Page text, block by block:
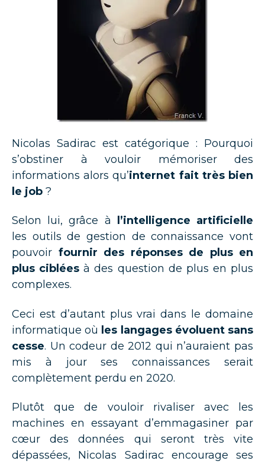
Nicolas Sadirac est catégorique : Pourquoi
s’obstiner à vouloir mémoriser des
informations alors qu’internet fait très bien
le job ?
Selon lui, grâce à l’intelligence artificielle
les outils de gestion de connaissance vont
pouvoir fournir des réponses de plus en
plus ciblées à des question de plus en plus
complexes.
Ceci est d’autant plus vrai dans le domaine
informatique où les langages évoluent sans
cesse. Un codeur de 2012 qui n’auraient pas
mis à jour ses connaissances serait
complètement perdu en 2020.
Plutôt que de vouloir rivaliser avec les
machines en essayant d’emmagasiner par
cœur des données qui seront très vite
dépassées, Nicolas Sadirac encourage ses